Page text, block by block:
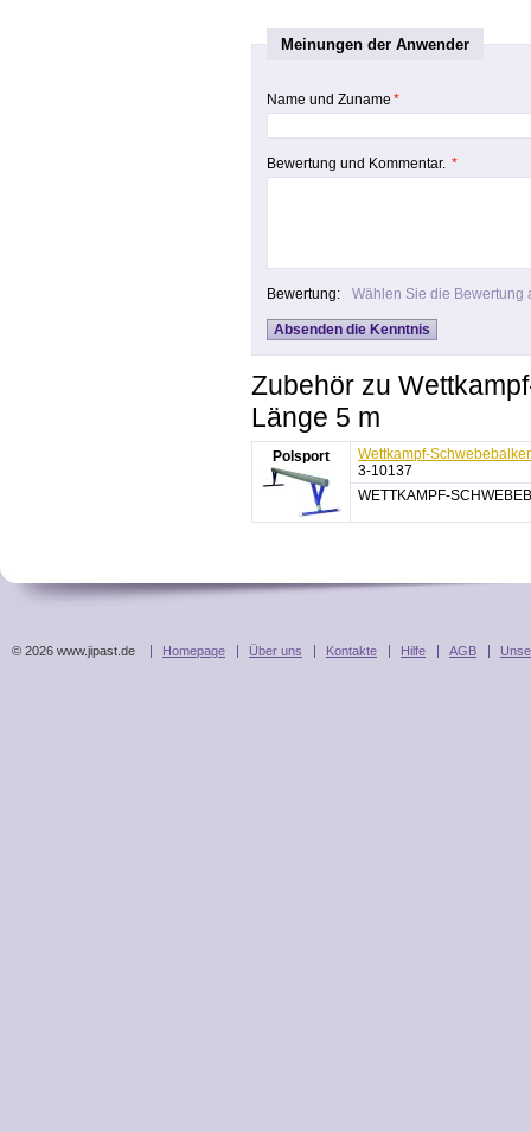
Meinungen der Anwender
Name und Zuname *
Bewertung und Kommentar. *
Bewertung: Wählen Sie die Bewertung
Zubehör zu
Länge 5 m
Polsport
Wettkampf-
3-10137
WETTKAMPF-
Homepage Über uns Kontakte Hilfe AGB
© 2026 www.jipast.de